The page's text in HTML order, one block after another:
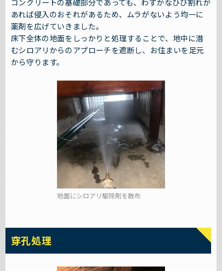
あれば侵入のおそれがあるため、ムラがないよう均一に
薬剤を広げていきました。
床下全体の地面をしっかりと処理することで、地中に潜
むシロアリからのアプローチを遮断し、お住まいを足元
から守ります。
地面にシロアリ駆除剤を散布
穿孔処理